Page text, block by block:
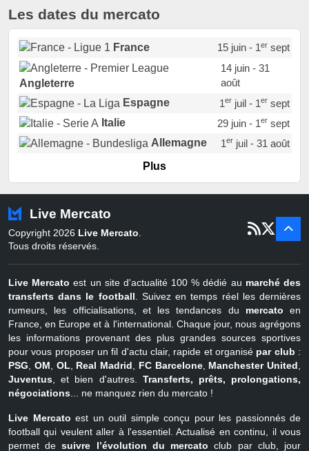
Les dates du mercato
France 15 juin - 1ersept
Angleterre
14 juin - 31
août
Espagne
1erjuil - 1ersept
Italie
29 juin - 1ersept
Allemagne
1erjuil - 31 août
Portugal
Pays-Bas
22 juin - 2 sept
Belgique
juil - 31
Plus
Live Mercato
Copyright 2026 Live Mercato.
Tous droits réservés.
Live Mercato est un site d'actualité 100 % dédié au marché des
transferts dans le football. Suivez en temps réel les dernières
rumeurs, les officialisations, et les tendances du mercato en
France, en Europe et à l'international. Chaque jour, nous agrégons
les informations provenant des plus grandes sources sportives
pour vous proposer un fil d'actu clair, rapide et organisé par club :
PSG, OM, OL, Real Madrid, FC Barcelone, Manchester United,
Juventus, et bien d'autres. Transferts, prêts, prolongations,
négociations... ne manquez rien du mercato !
Live Mercato est un outil simple conçu pour les passionnés de
football qui veulent aller à l'essentiel. Actualisé en continu, il vous
permet desuivre l’évolution du mercato club par club, jour